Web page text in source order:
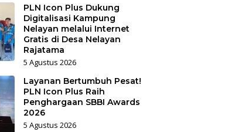
PLN Icon Plus Dukung
Digitalisasi Kampung
Nelayan melalui Internet
Gratis di Desa Nelayan
Rajatama
5 Agustus 2026
Layanan Bertumbuh Pesat!
PLN Icon Plus Raih
Penghargaan SBBI Awards
2026
5 Agustus 2026